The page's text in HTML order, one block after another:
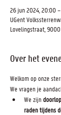
26 jun 2024, 20:00
UGent
Lovelingstraat,
Over het
Welkom op onze
We vragen je
We zijn
raden tijdens